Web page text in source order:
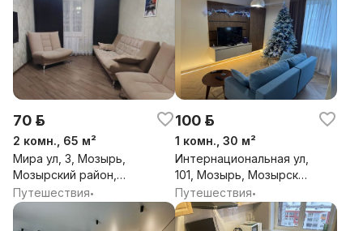
70 р.
2 комн., 65 м²
Мира ул, 3, Мозырь,
Мозырский район,
Гомельская обл.
Путешествия•
100 р.
1 комн., 30 м²
Интернациональная ул,
101, Мозырь, Мозырский
район, Гомельская обл.
Путешествия•